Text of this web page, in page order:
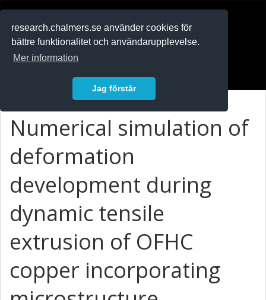
research.chalmers.se använder cookies för
bättre funktionalitet och användarupplevelse.
Mer information
Jag förstår
Numerical simulation of
deformation
development during
dynamic tensile
extrusion of OFHC
copper incorporating